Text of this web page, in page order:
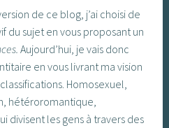
de ce blog, j’ai choisi de
du sujet en vous proposant un
Aujourd’hui, je vais donc
en vous livrant ma vision
Homosexuel,
hétéroromantique,
les gens à travers des